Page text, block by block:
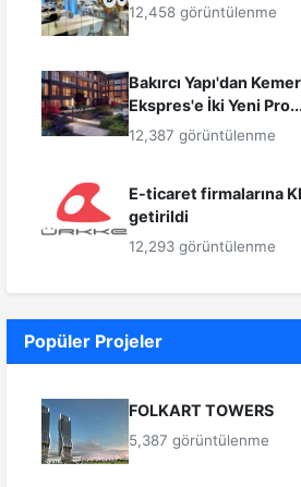
12,458 görüntülenme
Bakırcı Yapı'dan
Ekspres'e İki Yeni
12,387 görüntülenme
E-ticaret firmalarına
getirildi
12,293 görüntülenme
Popüler Projeler
FOLKART TOWERS
5,387 görüntülenme